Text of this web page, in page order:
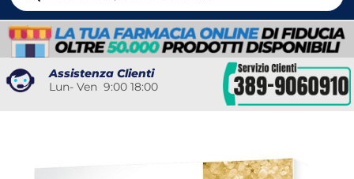
Assistenza Clienti
Lun- Ven 9:00 18:00